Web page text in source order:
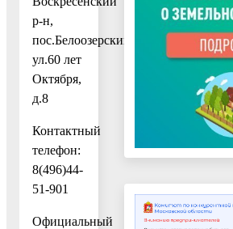
р-н,
пос.Белоозерский,
ул.60 лет
Октября,
д.8
Контактный
телефон:
8(496)44-
51-901
Официальный